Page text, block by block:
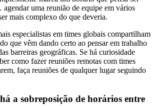
uma reunião de equipe em vários
mais complexo do que deveria.
especialistas em times globais compartilham
que vêm dando certo ao pensar em trabalho
barreiras geográficas. Se há curiosidade
como fazer reuniões remotas com times
faça reuniões de qualquer lugar seguindo
a sobreposição de horários entre